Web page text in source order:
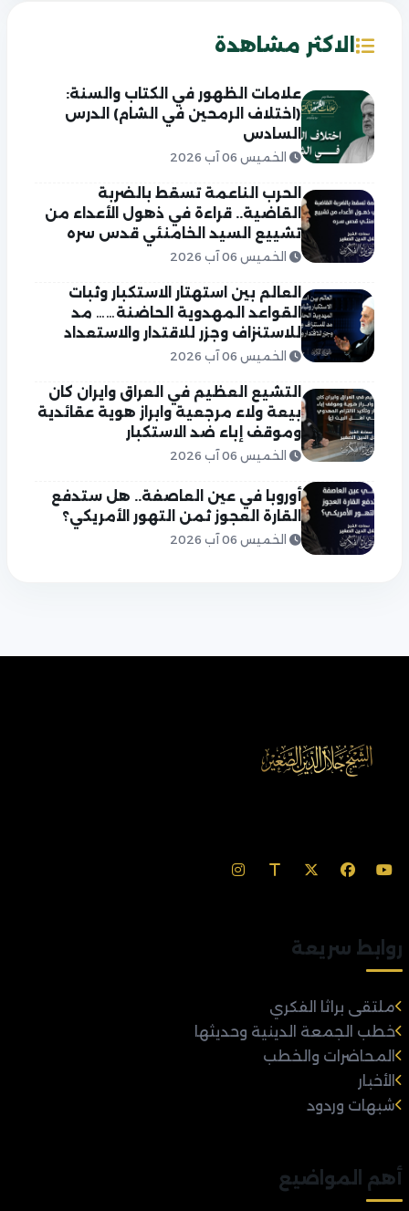
الاكثر مشاهدة
علامات الظهور في الكتاب والسنة:
(اختلاف الرمحين في الشام) الدرس
السادس
الخميس 06 آب 2026
الحرب الناعمة تسقط بالضربة
القاضية.. قراءة في ذهول الأعداء من
تشييع السيد الخامنئي قدس سره
الخميس 06 آب 2026
العالم بين استهتار الاستكبار وثبات
القواعد المهدوية الحاضنة…… مد
للاستنزاف وجزر للاقتدار والاستعداد
الخميس 06 آب 2026
التشيع العظيم في العراق وايران كان
بيعة ولاء مرجعية وابراز هوية عقائدية
وموقف إباء ضد الاستكبار
الخميس 06 آب 2026
أوروبا في عين العاصفة.. هل ستدفع
القارة العجوز ثمن التهور الأمريكي؟
الخميس 06 آب 2026
روابط سريعة
ملتقى براثا الفكري
خطب الجمعة الدينية وحديثها
المحاضرات والخطب
الأخبار
شبهات وردود
أهم المواضيع